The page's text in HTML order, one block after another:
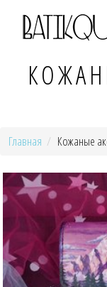
Главная Кожаные